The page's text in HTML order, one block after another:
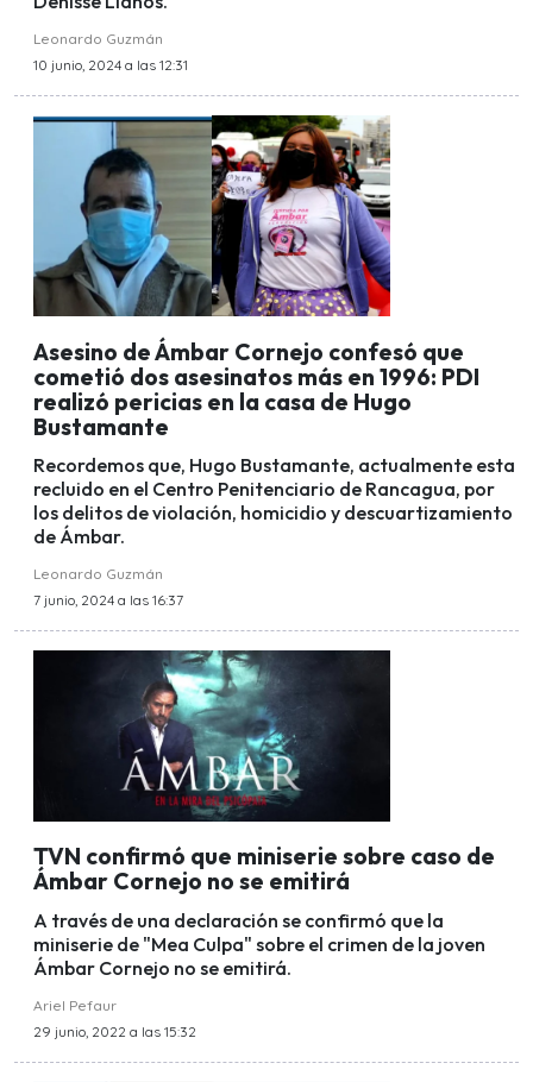
Leonardo Guzmán
10 junio, 2024 a las 12:31
Asesino de Ámbar Cornejo confesó que
cometió dos asesinatos más en 1996: PDI
realizó pericias en la casa de Hugo
Bustamante
Recordemos que, Hugo Bustamante, actualmente esta
recluido en el Centro Penitenciario de Rancagua, por
los delitos de violación, homicidio y descuartizamiento
de Ámbar.
Leonardo Guzmán
7 junio, 2024 a las 16:37
TVN confirmó que miniserie sobre caso de
Ámbar Cornejo no se emitirá
A través de una declaración se confirmó que la
miniserie de "Mea Culpa" sobre el crimen de la joven
Ámbar Cornejo no se emitirá.
Ariel Pefaur
29 junio, 2022 a las 15:32